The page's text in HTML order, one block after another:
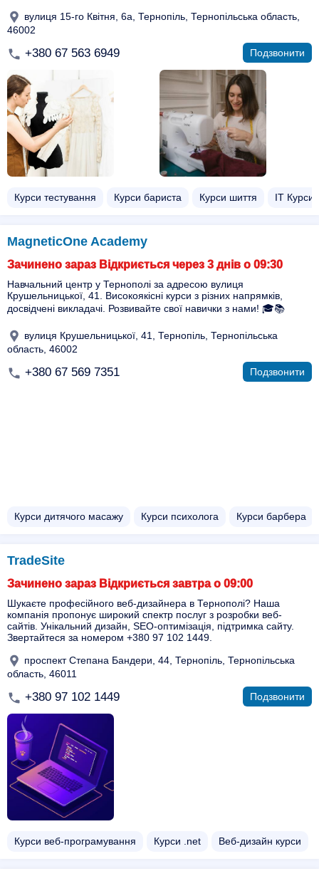
вулиця 15-го Квітня, 6а, Тернопіль, Тернопільська область,
46002
+380 67 563 6949 Подзвонити
Курси тестування Курси бариста Курси шиття ІТ Курси
MagneticOne Academy
Зачинено зараз Відкриється через 3 днів о 09:30
Навчальний центр у Тернополі за адресою вулиця
Крушельницької, 41. Високоякісні курси з різних напрямків,
досвідчені викладачі. Розвивайте свої навички з нами! 🎓📚
вулиця Крушельницької, 41, Тернопіль, Тернопільська
область, 46002
+380 67 569 7351 Подзвонити
Курси дитячого масажу Курси психолога Курси барбера
TradeSite
Зачинено зараз Відкриється завтра о 09:00
Шукаєте професійного веб-дизайнера в Тернополі? Наша
компанія пропонує широкий спектр послуг з розробки веб-
сайтів. Унікальний дизайн, SEO-оптимізація, підтримка сайту.
Звертайтеся за номером +380 97 102 1449.
проспект Степана Бандери, 44, Тернопіль, Тернопільська
область, 46011
+380 97 102 1449 Подзвонити
Курси веб-програмування Курси .net Веб-дизайн курси